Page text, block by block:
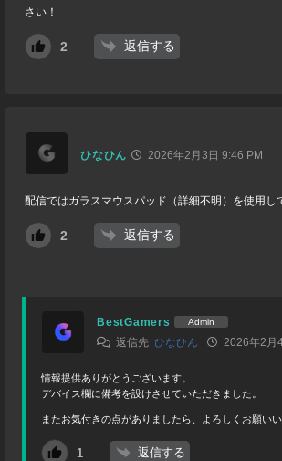
さい！
2 返信する
ひなひん 2026年2月3日 9:46 PM
配信ではガラスマウスパッド（詳細不明）を使用し
2 返信する
BestGamers Admin
返信先ひなひん 2026年2月
情報提供ありがとうございます。
デバイス欄に備考を設けさせていただきました。
またお気付きの点がありましたら、よろしくお願いい
1 返信する